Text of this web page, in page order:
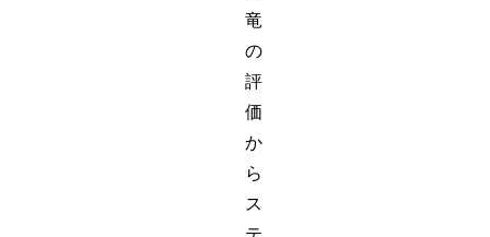
竜
の
評
価
か
ら
ス